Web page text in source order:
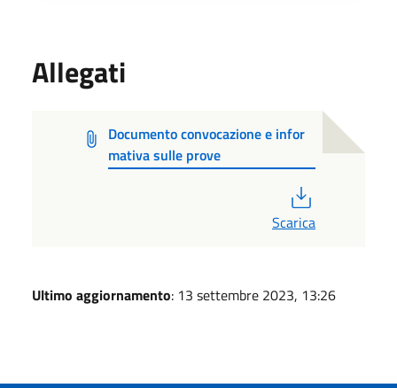
Allegati
Documento convocazione e infor
mativa sulle prove
Scarica
Ultimo aggiornamento: 13 settembre 2023, 13:26